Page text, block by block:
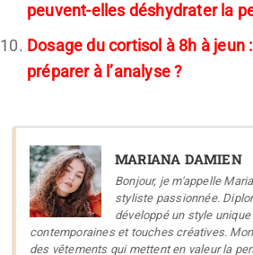
peuvent-elles déshydrater la
Dosage du cortisol à 8h à jeun
préparer à l’analyse ?
MARIANA DAMIEN
Bonjour, je m'appelle
styliste passionnée.
développé un style
contemporaines et touches créatives.
des vêtements qui mettent en valeur la